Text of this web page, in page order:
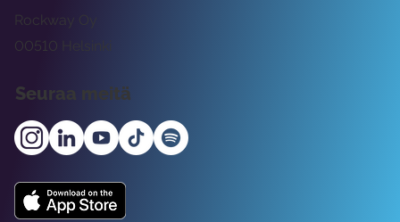
Rockway Oy
00510 Helsinki
Seuraa meitä